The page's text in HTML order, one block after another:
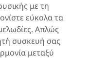
με τη
εύκολα τα
Απλώς
συσκευή σας
μεταξύ